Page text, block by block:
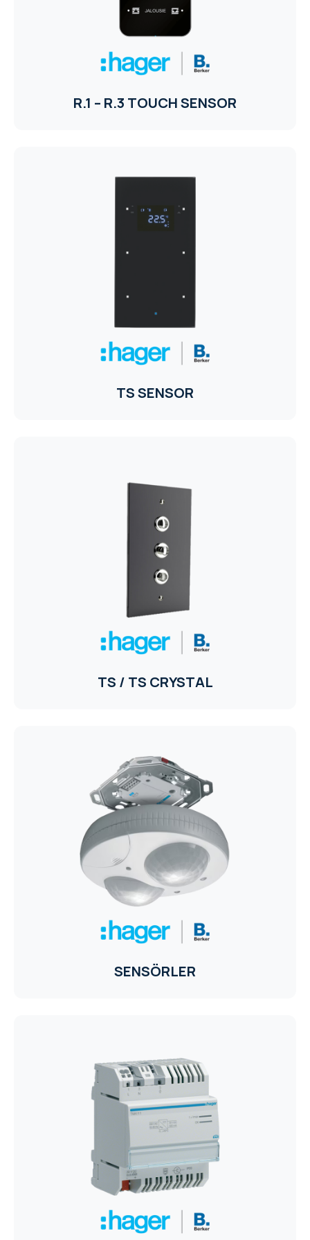
R.1 – R.3 TOUCH SENSOR
TS SENSOR
TS / TS CRYSTAL
SENSÖRLER